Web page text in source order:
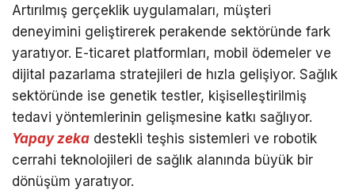
Artırılmış gerçeklik uygulamaları, müşteri
deneyimini geliştirerek perakende sektöründe fark
yaratıyor. E-ticaret platformları, mobil ödemeler ve
dijital pazarlama stratejileri de hızla gelişiyor. Sağlık
sektöründe ise genetik testler, kişiselleştirilmiş
tedavi yöntemlerinin gelişmesine katkı sağlıyor.
Yapay zeka destekli teşhis sistemleri ve robotik
cerrahi teknolojileri de sağlık alanında büyük bir
dönüşüm yaratıyor.